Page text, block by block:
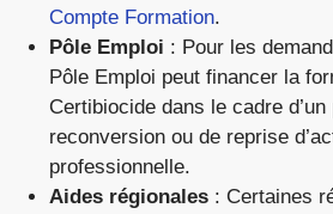
Compte Formation.
Pôle Emploi : Pour les
Pôle Emploi peut financer la
Certibiocide dans le cadre d’un
reconversion ou de reprise
professionnelle.
Aides régionales : Certaines